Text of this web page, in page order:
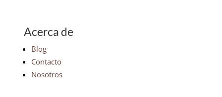
Acerca de
Blog
Contacto
Nosotros